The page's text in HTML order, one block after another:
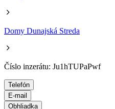
Domy Dunajská Streda
Číslo inzerátu: Ju1hTUPaPwf
Telefón
E-mail
Obhliadka